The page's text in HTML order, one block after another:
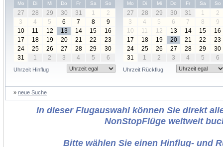
Mo
Di Mi Do Fr Sa So
27 28 29 30 31 1
2
3
4 5 6 7 8
9
10
11 12 13 14 15
16
17
18 19 20 21 22
23
24
25 26 27 28 29
30
31
1 2 3 4 5 6
Uhrzeit Hinflug
Mo
Di Mi Do Fr Sa So
27 28 29 30 31 1
2
3
4 5 6 7 8
9
10
11 12 13 14 15
16
17
18 19 20 21 22
23
24
25 26 27 28 29
30
31
1 2 3 4 5 6
Uhrzeit Rückflug
» neue Suche
In dieser Flugauswahl können Sie direkt
NonStopFlüge weltweit
Bitte wählen Sie einen Hinflug- und